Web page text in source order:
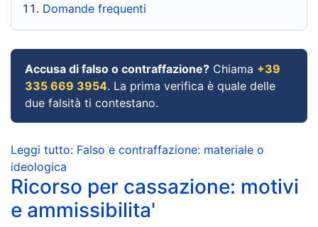
Domande frequenti
Accusa di falso o contraffazione? Chiama +39
335 669 3954. La prima verifica è quale delle
due falsità ti contestano.
Leggi tutto: Falso e contraffazione: materiale o
ideologica
Ricorso per cassazione: motivi
e ammissibilita'